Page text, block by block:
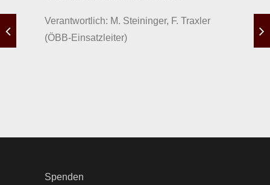
Verantwortlich: M. Steininger, F. Traxler
(ÖBB-Einsatzleiter)
Spenden